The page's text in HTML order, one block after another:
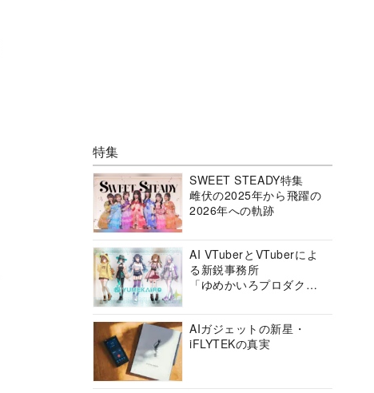
特集
SWEET STEADY特集
雌伏の2025年から飛躍の
2026年への軌跡
AI VTuberとVTuberによ
る新鋭事務所
「ゆめかいろプロダクシ
AIガジェットの新星・
iFLYTEKの真実